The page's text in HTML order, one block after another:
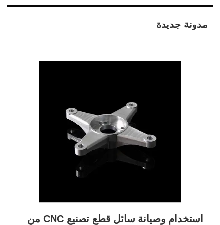
مدونة جديدة
استخدام وصيانة سائل قطع تصنيع CNC من